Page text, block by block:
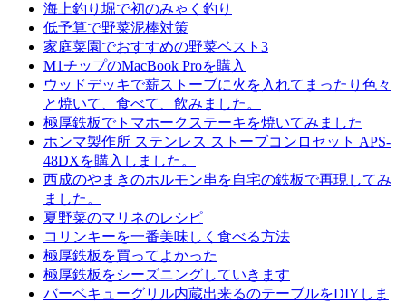
海上釣り堀で初のみゃく釣り
低予算で野菜泥棒対策
家庭菜園でおすすめの野菜ベスト3
M1チップのMacBook Proを購入
ウッドデッキで薪ストーブに火を入れてまったり色々
と焼いて、食べて、飲みました。
極厚鉄板でトマホークステーキを焼いてみました
ホンマ製作所 ステンレス ストーブコンロセット APS-
48DXを購入しました。
西成のやまきのホルモン串を自宅の鉄板で再現してみ
ました。
夏野菜のマリネのレシピ
コリンキーを一番美味しく食べる方法
極厚鉄板を買ってよかった
極厚鉄板をシーズニングしていきます
バーベキューグリル内蔵出来るのテーブルをDIYしま